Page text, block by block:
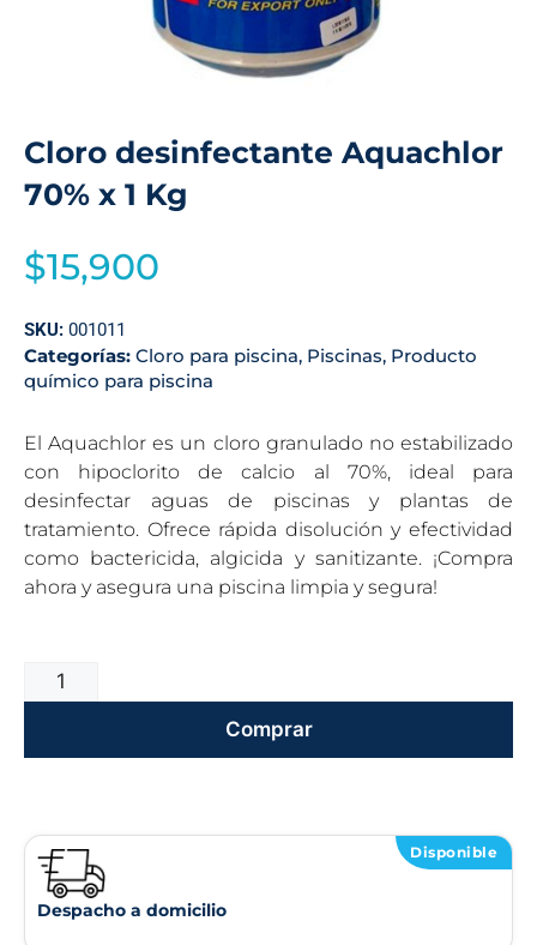
Cloro desinfectante Aquachlor
70% x 1 Kg
$15,900
SKU: 001011
Categorías: Cloro para piscina, Piscinas, Producto
químico para piscina
El Aquachlor es un cloro granulado no estabilizado
con hipoclorito de calcio al 70%, ideal para
desinfectar aguas de piscinas y plantas de
tratamiento. Ofrece rápida disolución y efectividad
como bactericida, algicida y sanitizante. ¡Compra
ahora y asegura una piscina limpia y segura!
Comprar
Disponible
Despacho a domicilio